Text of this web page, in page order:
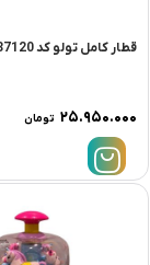
قطار کامل تولو کد 87120
۲۵.۹۵۰.۰۰۰ تومان